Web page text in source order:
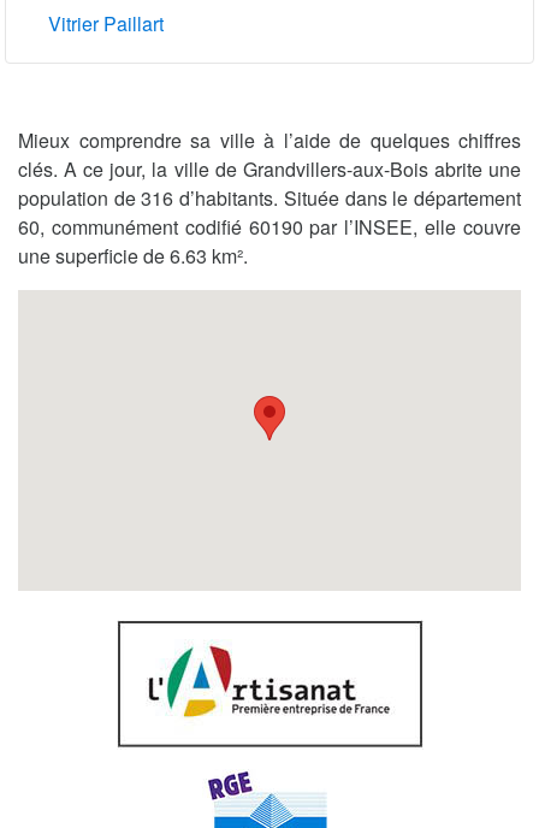
Vitrier Paillart
Mieux comprendre sa ville à l’aide de quelques chiffres
clés. A ce jour, la ville de Grandvillers-aux-Bois abrite une
population de 316 d’habitants. Située dans le département
60, communément codifié 60190 par l’INSEE, elle couvre
une superficie de 6.63 km².